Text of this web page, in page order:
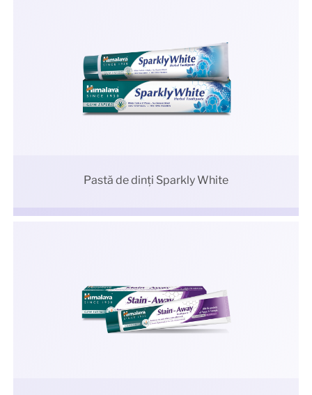
Pastă de dinți Sparkly White